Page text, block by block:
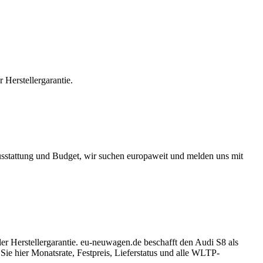
Herstellergarantie.
und Budget, wir suchen europaweit und melden uns mit
Herstellergarantie. eu-neuwagen.de beschafft den Audi S8 als
hier Monatsrate, Festpreis, Lieferstatus und alle WLTP-